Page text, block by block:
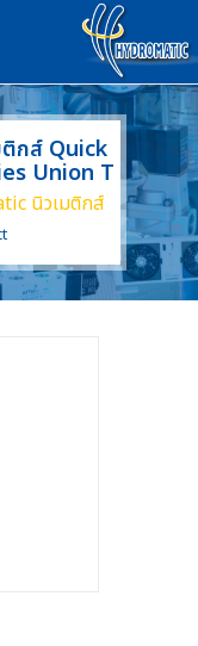
ติกส์ Quick
Union T
นิวเมติกส์